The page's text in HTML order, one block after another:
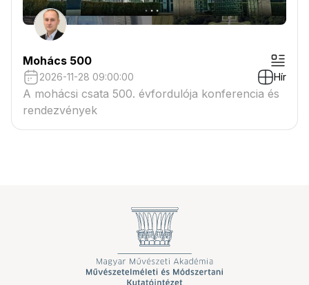
Mohács 500
2026-11-28 09:00:00 Hír
A mohácsi csata 500. évfordulója konferencia és
rendezvények